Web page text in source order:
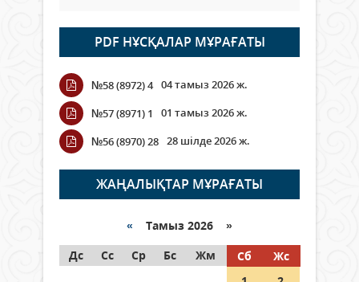
Open Air: Қызылорда облысы
полиция департаменті 20
мыңнан астам көрерменнің
қауіпсіздігін қамтамасыз етті
06 тамыз 2026 ж.
Wi-Fi ҚАБЫРҒА АРҚЫЛЫ ҚАЛАЙ
ӨТЕДІ?
06 тамыз 2026 ж. 256
граждане Казахстана,
05 тамыз 2026 ж. 135
PDF НҰСҚАЛАР МҰРАҒАТЫ
№58 (8972) 4 04 тамыз 2026 ж.
№57 (8971) 1
01 тамыз 2026 ж.
№56 (8970) 28 28 шілде 2026 ж.
ЖАҢАЛЫҚТАР МҰРАҒАТЫ
« Тамыз 2026 »
Дс
Сс Ср Бс Жм Сб
Жс